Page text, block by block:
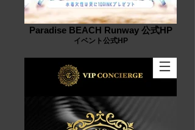
Paradise BEACH Runway 公式HP
イベント公式HP